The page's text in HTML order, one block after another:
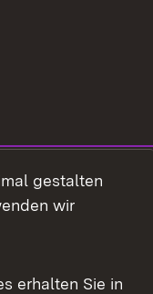
gestalten
wir
erhalten Sie in